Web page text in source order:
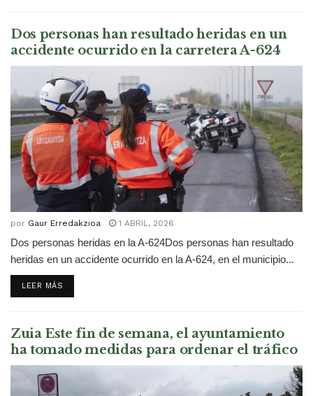
Dos personas han resultado heridas en un
accidente ocurrido en la carretera A-624
por Gaur Erredakzioa 1 ABRIL, 2026
Dos personas heridas en la A-624Dos personas han resultado
heridas en un accidente ocurrido en la A-624, en el municipio...
LEER MÁS
Zuia Este fin de semana, el ayuntamiento
ha tomado medidas para ordenar el tráfico